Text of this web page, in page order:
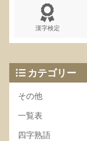
漢字検定
カテゴリー
その他
一覧表
四字熟語